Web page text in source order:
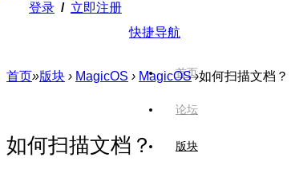
登录 / 立即注册
快捷导航
首页
论坛
版块
首页»版块 › MagicOS › MagicOS ›如何扫描文档？
如何扫描文档？